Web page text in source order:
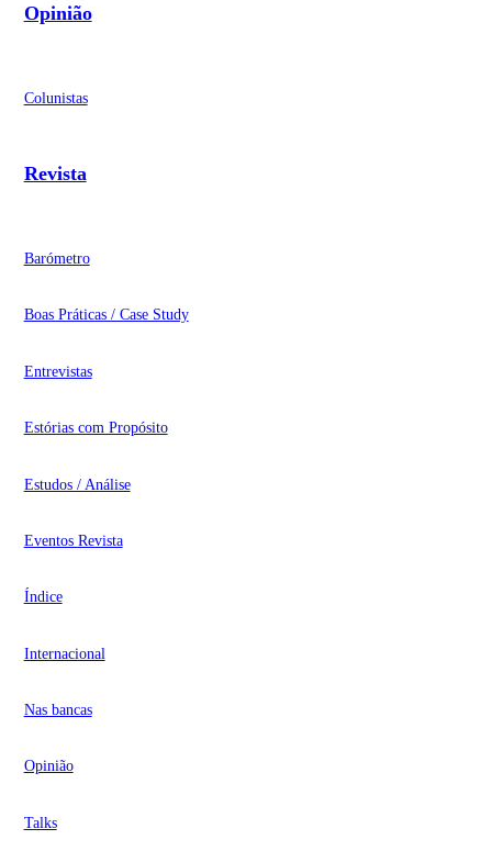
Opinião
Colunistas
Revista
Barómetro
Boas Práticas / Case Study
Entrevistas
Estórias com Propósito
Estudos / Análise
Eventos Revista
Índice
Internacional
Nas bancas
Opinião
Talks